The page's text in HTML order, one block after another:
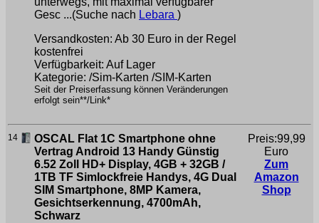
Gesc ...(Suche nach Lebara )
Versandkosten: Ab 30 Euro in der Regel
kostenfrei
Verfügbarkeit: Auf Lager
Kategorie: /Sim-Karten /SIM-Karten
Seit der Preiserfassung können Veränderungen
erfolgt sein**/Link*
14
OSCAL Flat 1C Smartphone ohne
Vertrag Android 13 Handy Günstig
6.52 Zoll HD+ Display, 4GB + 32GB /
1TB TF Simlockfreie Handys, 4G Dual
SIM Smartphone, 8MP Kamera,
Gesichtserkennung, 4700mAh,
Schwarz
Preis:99,99
Euro
Zum
Amazon
Shop